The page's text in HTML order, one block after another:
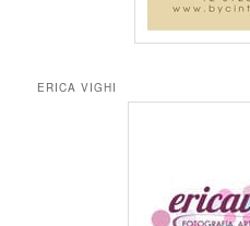
ERICA VIGHI